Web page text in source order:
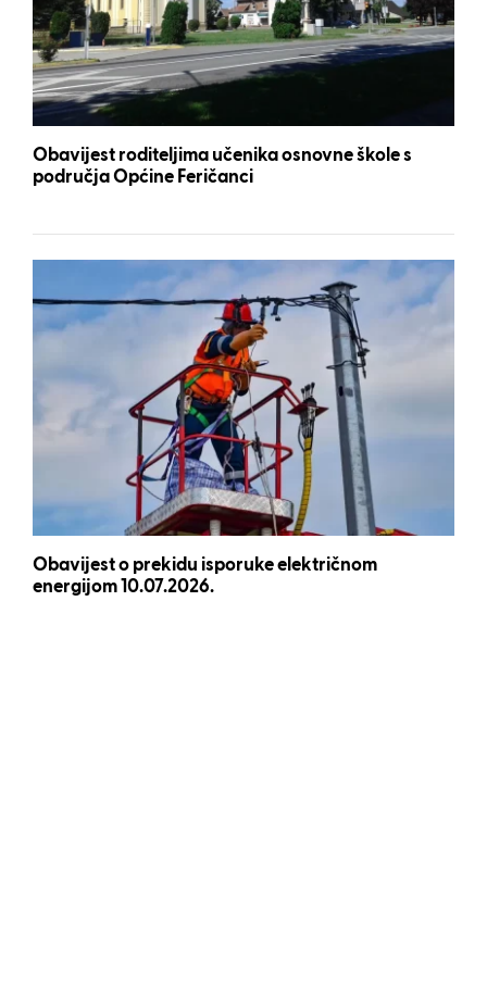
Obavijest roditeljima učenika osnovne škole s
područja Općine Feričanci
Obavijest o prekidu isporuke električnom
energijom 10.07.2026.